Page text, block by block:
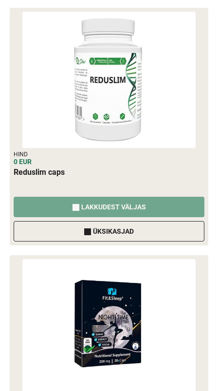
HIND
0 EUR
Reduslim caps
LAKKUDEST VÄLJAS
ÜKSIKASJAD